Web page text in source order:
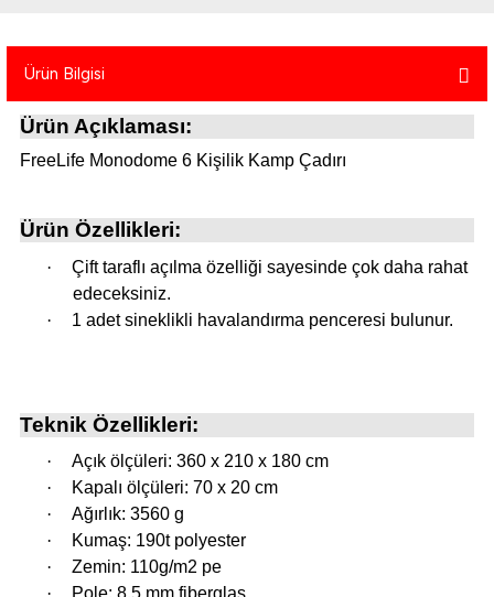
· Ekipman
Çantası
Malzemeleri
Ürün Bilgisi
Ürün Açıklaması:
FreeLife Monodome 6 Kişilik Kamp Çadırı
Ürün Özellikleri:
·
Çift taraflı açılma özelliği sayesinde çok daha rahat
edeceksiniz.
·
1 adet sineklikli havalandırma penceresi bulunur.
Teknik Özellikleri:
·
Açık ölçüleri: 360 x 210 x 180 cm
·
Kapalı ölçüleri: 70 x 20 cm
·
Ağırlık: 3560 g
·
Kumaş: 190t polyester
·
Zemin: 110g/m2 pe